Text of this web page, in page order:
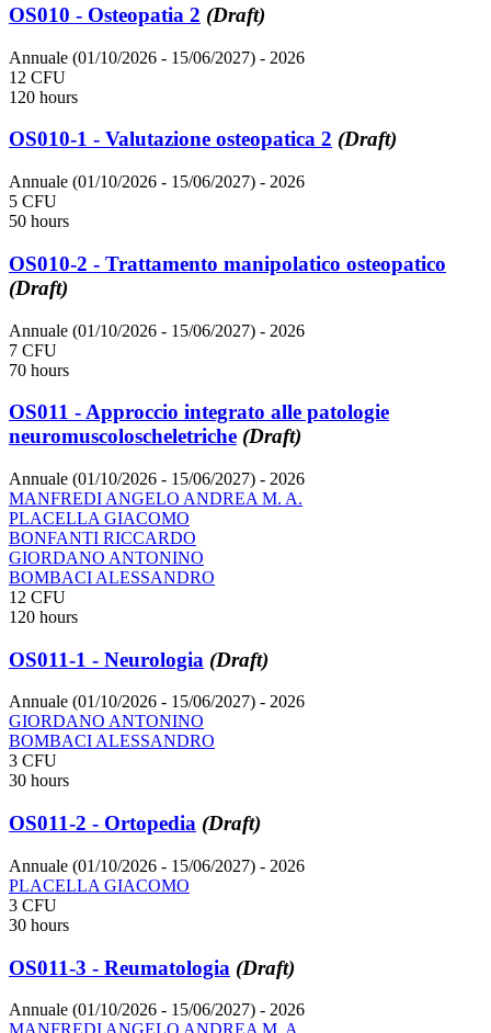
OS010 - Osteopatia 2 (Draft)
Annuale (01/10/2026 - 15/06/2027) - 2026
12 CFU
120 hours
OS010-1 - Valutazione osteopatica 2 (Draft)
Annuale (01/10/2026 - 15/06/2027) - 2026
5 CFU
50 hours
OS010-2 - Trattamento manipolatico osteopatico
(Draft)
Annuale (01/10/2026 - 15/06/2027) - 2026
7 CFU
70 hours
OS011 - Approccio integrato alle patologie
neuromuscoloscheletriche (Draft)
Annuale (01/10/2026 - 15/06/2027) - 2026
MANFREDI ANGELO ANDREA M. A.
PLACELLA GIACOMO
BONFANTI RICCARDO
GIORDANO ANTONINO
BOMBACI ALESSANDRO
12 CFU
120 hours
OS011-1 - Neurologia (Draft)
Annuale (01/10/2026 - 15/06/2027) - 2026
GIORDANO ANTONINO
BOMBACI ALESSANDRO
3 CFU
30 hours
OS011-2 - Ortopedia (Draft)
Annuale (01/10/2026 - 15/06/2027) - 2026
PLACELLA GIACOMO
3 CFU
30 hours
OS011-3 - Reumatologia (Draft)
Annuale (01/10/2026 - 15/06/2027) - 2026